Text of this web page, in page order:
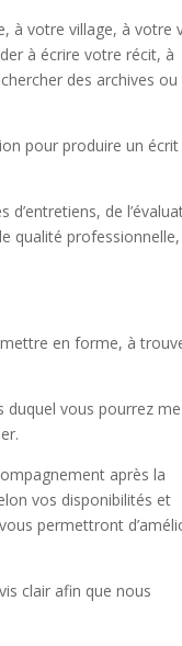
à votre village, à votre
à écrire votre récit, à
des archives
pour produire un écrit
de
qualité professionnelle,
en forme, à
duquel vous pourrez me
après la
vos disponibilités et
permettront
clair afin que nous